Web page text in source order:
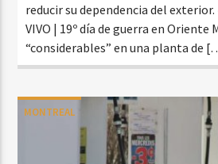
reducir su dependencia del exterior.
VIVO | 19º día de guerra en Oriente
“considerables” en una planta de
MONTREAL